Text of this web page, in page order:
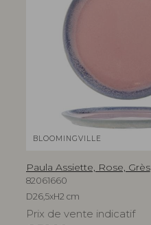
BLOOMINGVILLE
Paula Assiette, Rose, Grès
82061660
D26,5xH2 cm
Prix de vente indicatif